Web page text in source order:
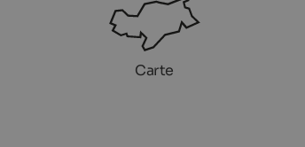
Carte